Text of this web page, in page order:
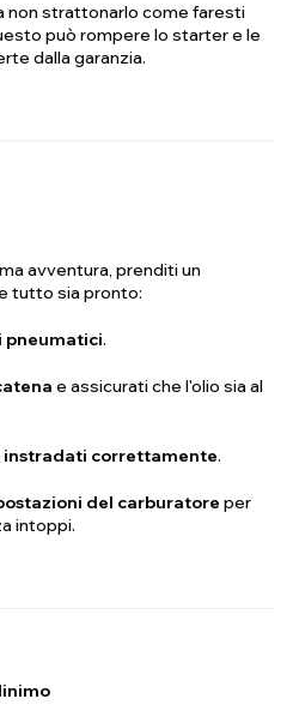
non strattonarlo come faresti
può rompere lo starter e le
dalla garanzia.
avventura, prenditi un
tutto sia pronto:
pneumatici.
e assicurati che l'olio sia al
instradati correttamente.
del carburatore per
intoppi.